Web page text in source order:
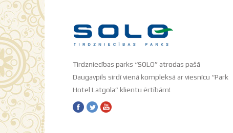
Tirdzniecības parks “SOLO” atrodas pašā
Daugavpils sirdī vienā kompleksā ar viesnīcu “Park
Hotel Latgola” klientu ērtībām!